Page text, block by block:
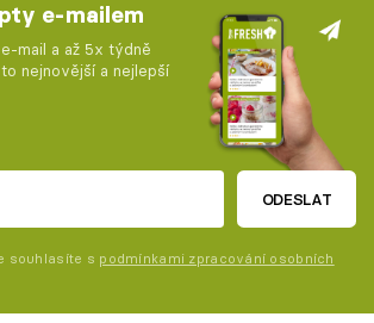
e-mailem
mail a až 5x týdně
nejnovější a nejlepší
ODESLAT
souhlasíte s podmínkami zpracování osobních